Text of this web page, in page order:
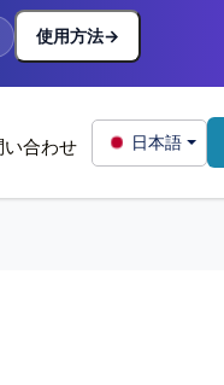
使用方法→
い合わせ 日本語